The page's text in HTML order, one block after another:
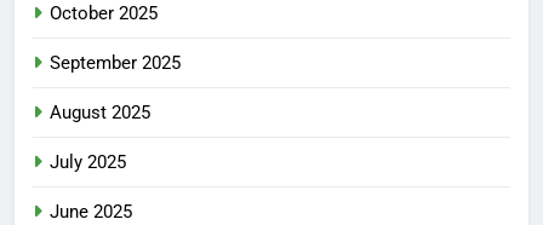
October 2025
September 2025
August 2025
July 2025
June 2025